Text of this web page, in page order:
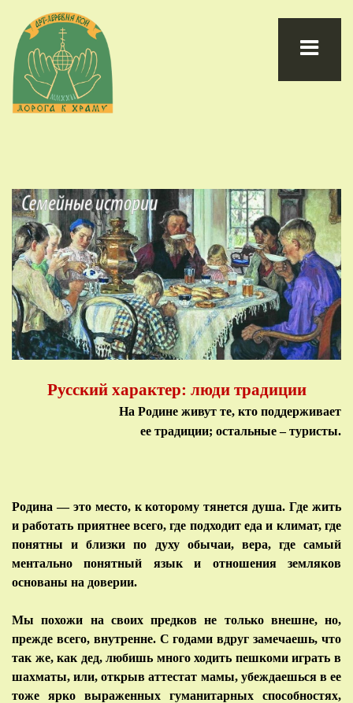
Русский характер: люди традиции
На Родине живут те, кто поддерживает
ее традиции; остальные – туристы.
Родина — это место, к которому тянется душа. Где жить
и работать приятнее всего, где подходит еда и климат, где
понятны и близки по духу обычаи, вера, где самый
ментально понятный язык и отношения земляков
основаны на доверии.
Мы похожи на своих предков не только внешне, но,
прежде всего, внутренне. С годами вдруг замечаешь, что
так же, как дед, любишь много ходить пешкоми играть в
шахматы, или, открыв аттестат мамы, убеждаешься в ее
тоже ярко выраженных гуманитарных способностях,